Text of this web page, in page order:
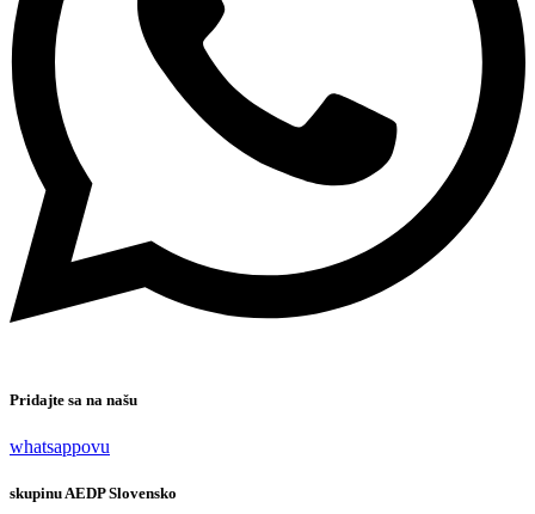
Pridajte sa na našu
whatsappovu
skupinu AEDP Slovensko